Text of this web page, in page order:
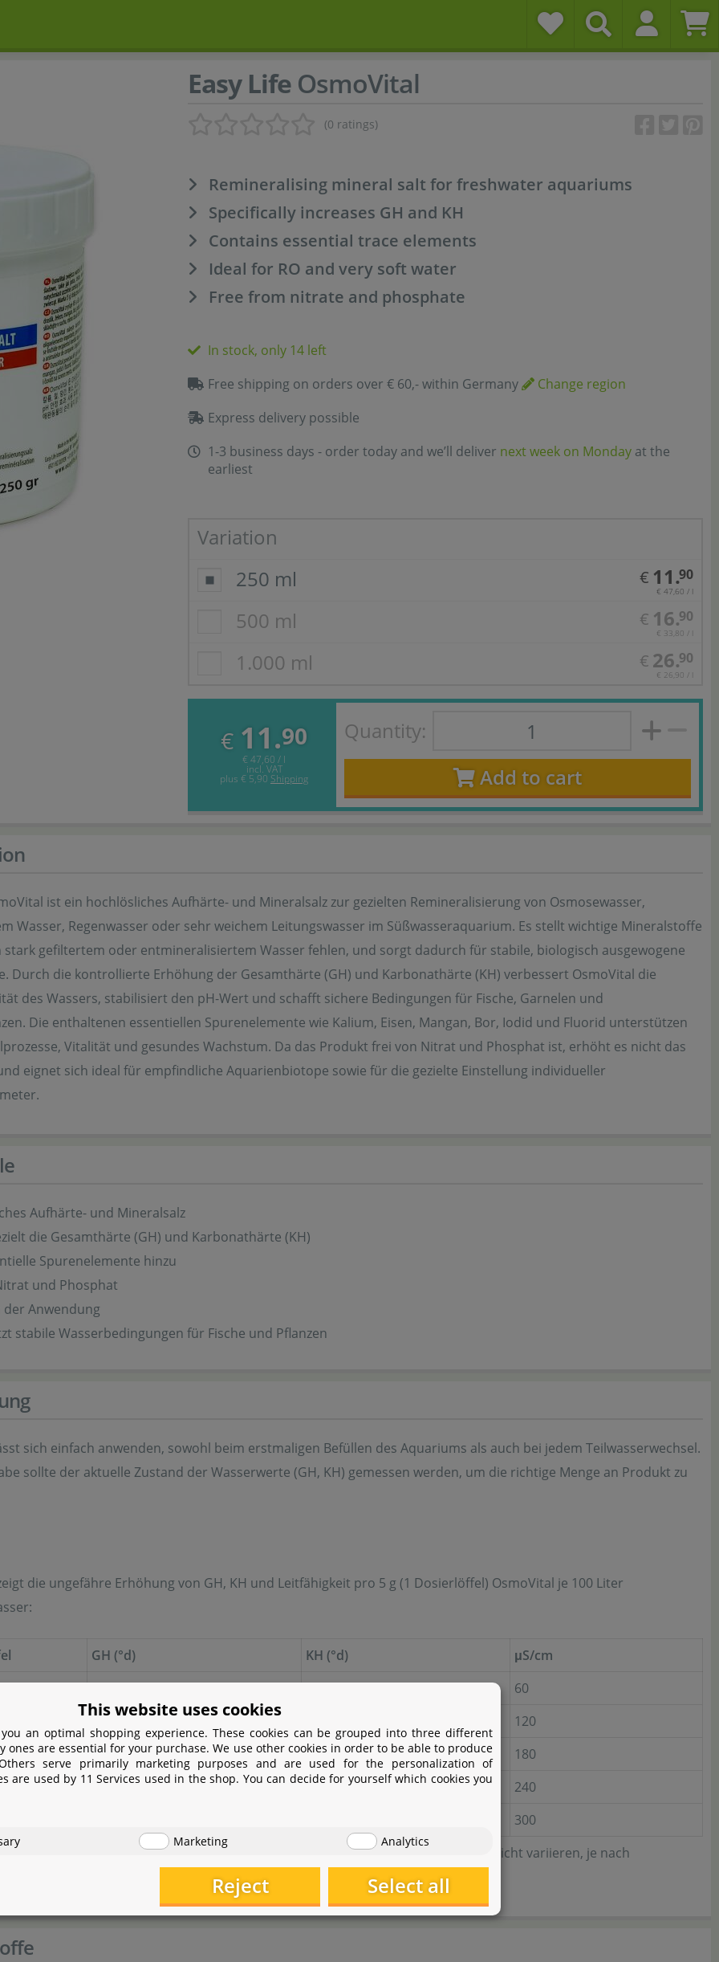
Easy Life OsmoVital
(0 ratings)
Remineralising mineral salt for freshwater aquariums
Specifically increases GH and KH
Contains essential trace elements
Ideal for RO and very soft water
Free from nitrate and phosphate
In stock, only 14 left
Free shipping on orders over € 60,- within Germany
Change region
Express delivery possible
1-3 business days - order today and we’ll deliver next week on Monday at the
earliest
Variation
250 ml
€ 11.90
€ 47,60 / l
500 ml € 16.90
€ 33,80 / l
1.000 ml € 26.90
€ 26,90 / l
€ 11.90
€ 47,60 / l
incl. VAT
plus € 5,90 Shipping
Quantity:
Add to cart
ist ein hochlösliches Aufhärte- und Mineralsalz zur gezielten Remineralisierung von Osmosewasser,
Wasser, Regenwasser oder sehr weichem Leitungswasser im Süßwasseraquarium. Es stellt wichtige Mineralstoffe
stark gefiltertem oder entmineralisiertem Wasser fehlen, und sorgt dadurch für stabile, biologisch ausgewogene
Durch die kontrollierte Erhöhung der Gesamthärte (GH) und Karbonathärte (KH) verbessert OsmoVital die
des Wassers, stabilisiert den pH-Wert und schafft sichere Bedingungen für Fische, Garnelen und
Die enthaltenen essentiellen Spurenelemente wie Kalium, Eisen, Mangan, Bor, Iodid und Fluorid unterstützen
Vitalität und gesundes Wachstum. Da das Produkt frei von Nitrat und Phosphat ist, erhöht es nicht das
eignet sich ideal für empfindliche Aquarienbiotope sowie für die gezielte Einstellung individueller
Aufhärte- und Mineralsalz
die Gesamthärte (GH) und Karbonathärte (KH)
Spurenelemente hinzu
und Phosphat
der Anwendung
stabile Wasserbedingungen für Fische und Pflanzen
sich einfach anwenden, sowohl beim erstmaligen Befüllen des Aquariums als auch bei jedem Teilwasserwechsel.
sollte der aktuelle Zustand der Wasserwerte (GH, KH) gemessen werden, um die richtige Menge an Produkt zu
die ungefähre Erhöhung von GH, KH und Leitfähigkeit pro 5 g (1 Dosierlöffel) OsmoVital je 100 Liter
GH (°d) KH (°d)
μS/cm
1,0 0,7
60
2,0
120
3,0 2,0
180
4,0 2,6
240
300
dienen als Richtwerte zur schnellen Orientierung. Die tatsächliche Wirkung kann leicht variieren, je nach
This website uses cookies
an optimal shopping experience. These cookies can be grouped into three different
ones are essential for your purchase. We use other cookies in order to be able to produce
serve primarily marketing purposes and are used for the personalization of
are used by 11 Services used in the shop. You can decide for yourself which cookies you
Marketing Analytics
Reject Select all